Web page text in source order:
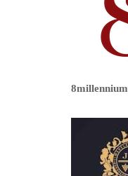
8millennium